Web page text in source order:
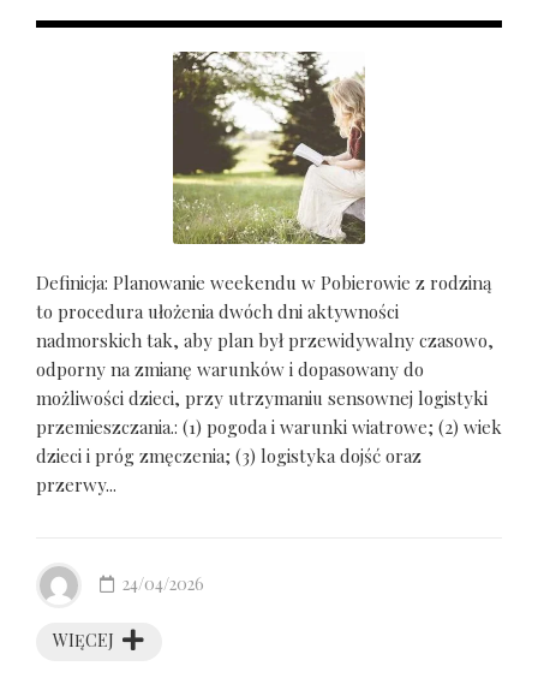
Definicja: Planowanie weekendu w Pobierowie z rodziną
to procedura ułożenia dwóch dni aktywności
nadmorskich tak, aby plan był przewidywalny czasowo,
odporny na zmianę warunków i dopasowany do
możliwości dzieci, przy utrzymaniu sensownej logistyki
przemieszczania.: (1) pogoda i warunki wiatrowe; (2) wiek
dzieci i próg zmęczenia; (3) logistyka dojść oraz
przerwy...
WIĘCEJ
24/04/2026